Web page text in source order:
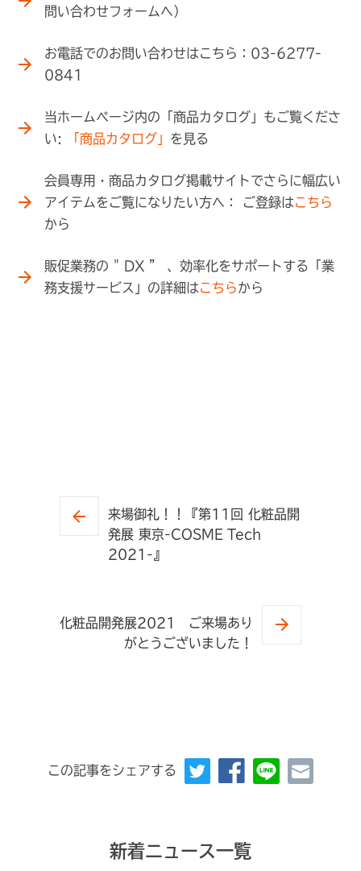
問い合わせフォームへ）
お電話でのお問い合わせはこちら：03-6277-
0841
当ホームページ内の「商品カタログ」もご覧くださ
い:
「商品カタログ」 を見る
会員専用・商品カタログ掲載サイトでさらに幅広い
アイテムをご覧になりたい方へ： ご登録はこちら
から
販促業務の " DX ” 、効率化をサポートする「業
務支援サービス」の詳細はこちらから
来場御礼！！『第11回 化粧品開
発展 東京-COSME Tech
2021-』
化粧品開発展2021 ご来場あり
がとうございました！
この記事をシェアする
新着ニュース一覧